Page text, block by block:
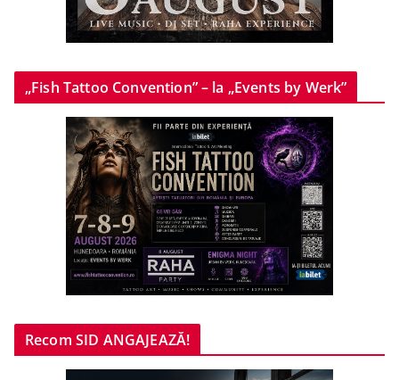
„Fish Tattoo Convention” – la „Events by Werk”
Recom SID ANGAJEAZĂ!